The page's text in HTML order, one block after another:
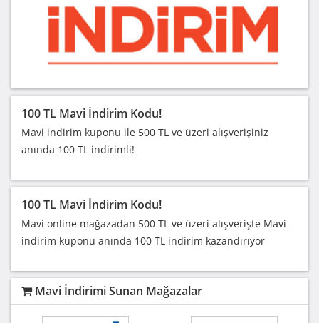
100 TL Mavi İndirim Kodu!
Mavi indirim kuponu ile 500 TL ve üzeri alışverişiniz
anında 100 TL indirimli!
100 TL Mavi İndirim Kodu!
Mavi online mağazadan 500 TL ve üzeri alışverişte Mavi
indirim kuponu anında 100 TL indirim kazandırıyor
Mavi İndirimi Sunan Mağazalar